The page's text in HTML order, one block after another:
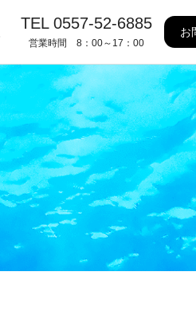
TEL 0557-52-6885
営業時間 8：00～17：00
お